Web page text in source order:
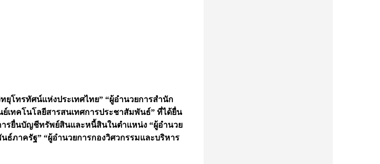
โทรทัศน์แห่งประเทศไทย” “ผู้อำนวยการสำนัก
เทคโนโลยีสารสนเทศการประชาสัมพันธ์” ที่ได้ยื่น
รยื่นบัญชีทรัพย์สินและหนี้สินในตำแหน่ง “ผู้อำนวย
ธ์ภาครัฐ” “ผู้อำนวยการกองวิศวกรรมและบริหาร